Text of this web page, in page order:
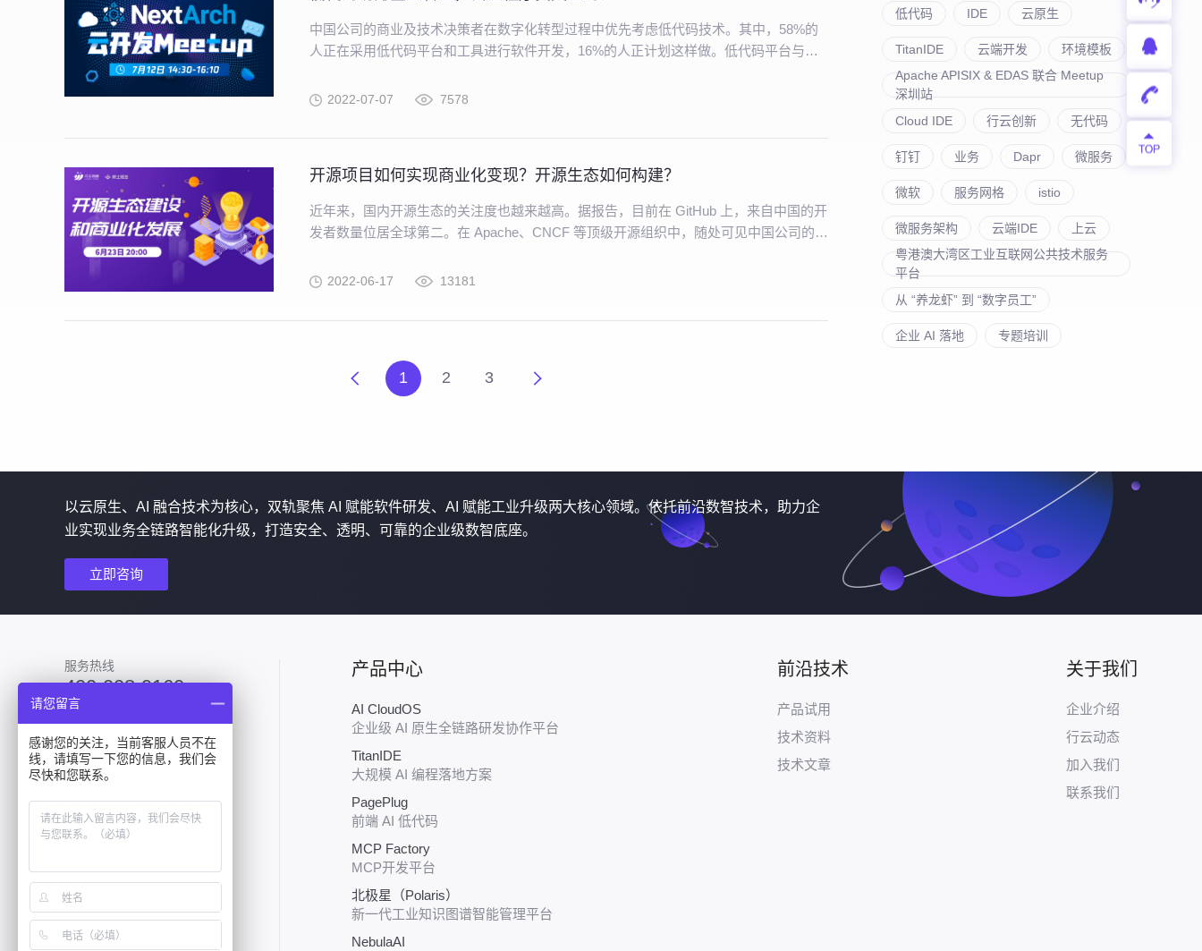
中国公司的商业及技术决策者在数字化转型过程中优先考虑低代码技术。其中，58%的
人正在采用低代码平台和工具进行软件开发，16%的人正计划这样做。低代码平台与人
2022-07-07 7578
开源项目如何实现商业化变现？开源生态如何构建？
近年来，国内开源生态的关注度也越来越高。据报告，目前在 GitHub 上，来自中国的开
发者数量位居全球第二。在 Apache、CNCF 等顶级开源组织中，随处可见中国公司的身
开源生态也需要进一步完善。
2022-06-17 13181
1 2 3
低代码 IDE 云原生
TitanIDE 云端开发
环境模板
Apache APISIX & EDAS 联合 Meetup
深圳站
Cloud IDE
行云创新 无代码
钉钉 业务 Dapr 微服务
微软 服务网格 istio
微服务架构 云端IDE
上云
粤港澳大湾区工业互联网公共技术服务
平台
从 “养龙虾” 到 “数字员工”
企业 AI 落地 专题培训
以云原生、AI 融合技术为核心，双轨聚焦 AI 赋能软件研发、AI 赋能工业升级两大核心领域。依托前沿数智技术，助力企
业实现业务全链路智能化升级，打造安全、透明、可靠的企业级数智底座。
立即咨询
服务热线
400-008-9160
产品中心
AI CloudOS
企业级 AI 原生全链路研发协作平台
TitanIDE
大规模 AI 编程落地方案
PagePlug
前端 AI 低代码
MCP Factory
MCP开发平台
北极星（Polaris）
新一代工业知识图谱智能管理平台
NebulaAI
前沿技术
产品试用
技术资料
技术文章
关于我们
企业介绍
行云动态
加入我们
联系我们
请您留言
感谢您的关注，当前客服人员不在
线，请填写一下您的信息，我们会
尽快和您联系。